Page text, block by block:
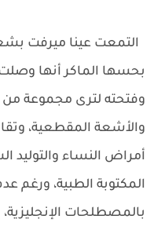
التمعت عينا ميرفت
بحسها الماكر أنها
وفتحته لترى مجموعة من
والأشعة المقطعية،
أمراض النساء والتوليد
المكتوبة الطبية، ورغم
بالمصطلحات الإنجليزية،